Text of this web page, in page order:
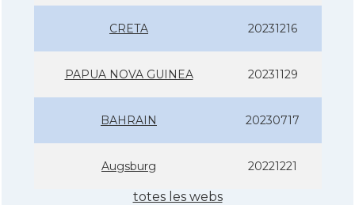
CRETA 20231216
PAPUA NOVA GUINEA 20231129
BAHRAIN 20230717
Augsburg 20221221
totes les webs